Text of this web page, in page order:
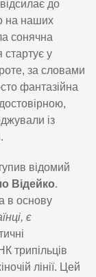
до
на наших
сонячна
стартує у
за словами
фантазійна
із
відомий
Відейко.
в основу
є
трипільців
лінії. Цей